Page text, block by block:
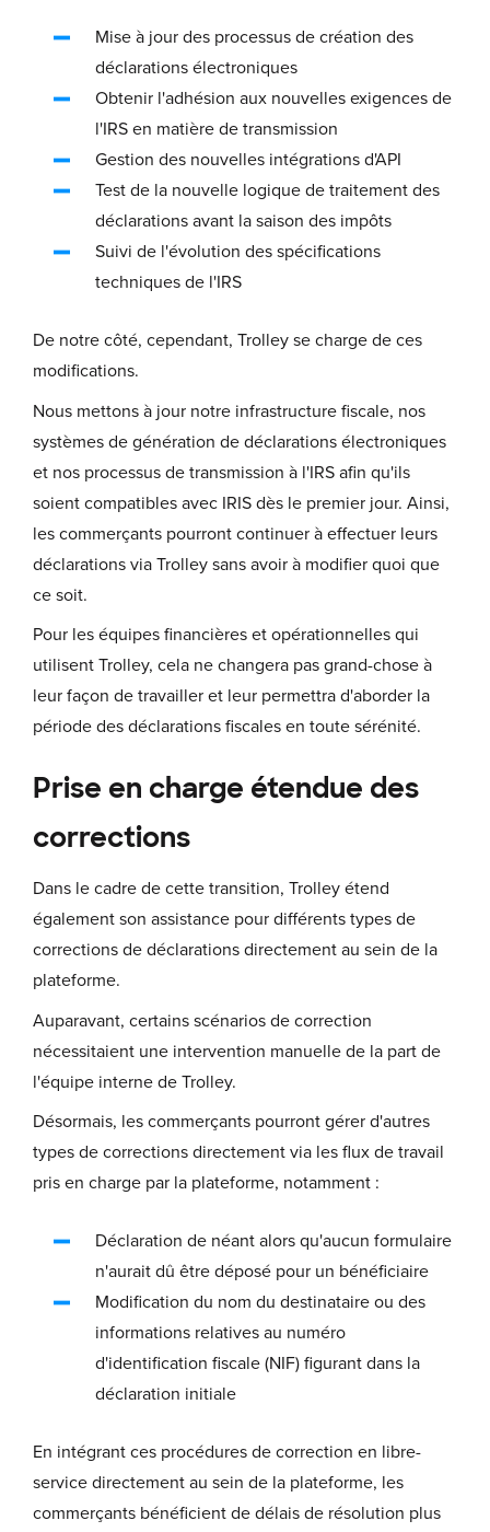
Mise à jour des processus de création des
déclarations électroniques
Obtenir l'adhésion aux nouvelles exigences de
l'IRS en matière de transmission
Gestion des nouvelles intégrations d'API
Test de la nouvelle logique de traitement des
déclarations avant la saison des impôts
Suivi de l'évolution des spécifications
techniques de l'IRS
De notre côté, cependant, Trolley se charge de ces
modifications.
Nous mettons à jour notre infrastructure fiscale, nos
systèmes de génération de déclarations électroniques
et nos processus de transmission à l'IRS afin qu'ils
soient compatibles avec IRIS dès le premier jour. Ainsi,
les commerçants pourront continuer à effectuer leurs
déclarations via Trolley sans avoir à modifier quoi que
ce soit.
Pour les équipes financières et opérationnelles qui
utilisent Trolley, cela ne changera pas grand-chose à
leur façon de travailler et leur permettra d'aborder la
période des déclarations fiscales en toute sérénité.
Prise en charge étendue des
corrections
Dans le cadre de cette transition, Trolley étend
également son assistance pour différents types de
corrections de déclarations directement au sein de la
plateforme.
Auparavant, certains scénarios de correction
nécessitaient une intervention manuelle de la part de
l'équipe interne de Trolley.
Désormais, les commerçants pourront gérer d'autres
types de corrections directement via les flux de travail
pris en charge par la plateforme, notamment :
Déclaration de néant alors qu'aucun formulaire
n'aurait dû être déposé pour un bénéficiaire
Modification du nom du destinataire ou des
informations relatives au numéro
d'identification fiscale (NIF) figurant dans la
déclaration initiale
En intégrant ces procédures de correction en libre-
service directement au sein de la plateforme, les
commerçants bénéficient de délais de résolution plus